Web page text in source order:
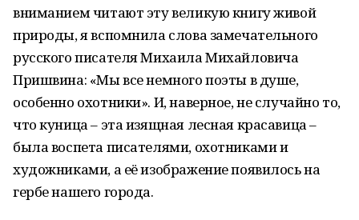
вниманием читают эту великую книгу живой
природы, я вспомнила слова замечательного
русского писателя Михаила Михайловича
Пришвина: «Мы все немного поэты в душе,
особенно охотники». И, наверное, не случайно то,
что куница – эта изящная лесная красавица –
была воспета писателями, охотниками и
художниками, а её изображение появилось на
гербе нашего города.